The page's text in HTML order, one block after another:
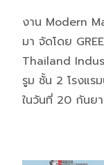
งาน Modern
มา จัดโดย
Thailand
รูม ชั้น 2 โรงแร
ในวันที่ 20 กันย